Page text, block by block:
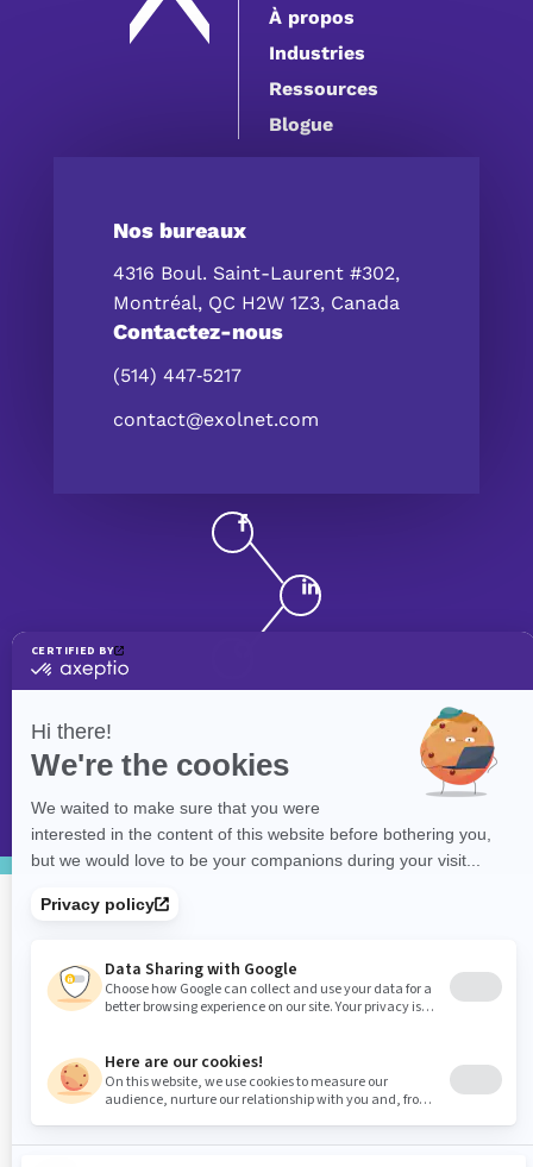
À propos
Industries
Ressources
Blogue
Nos bureaux
4316 Boul. Saint-Laurent #302,
Montréal, QC H2W 1Z3, Canada
Contactez-nous
(514) 447‑5217
contact@exolnet.com
©eXolnet
Politique de confidentialité